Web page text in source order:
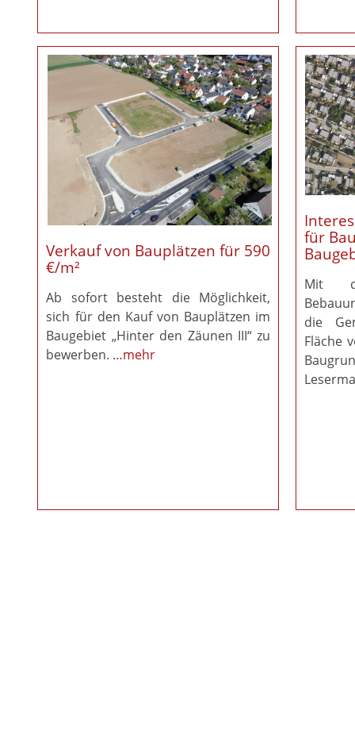
Verkauf von Bauplätzen für 590
€/m²
Ab sofort besteht die Möglichkeit,
sich für den Kauf von Bauplätzen im
Baugebiet „Hinter den Zäunen III“ zu
bewerben. …mehr
für
Mit
die
Fläche